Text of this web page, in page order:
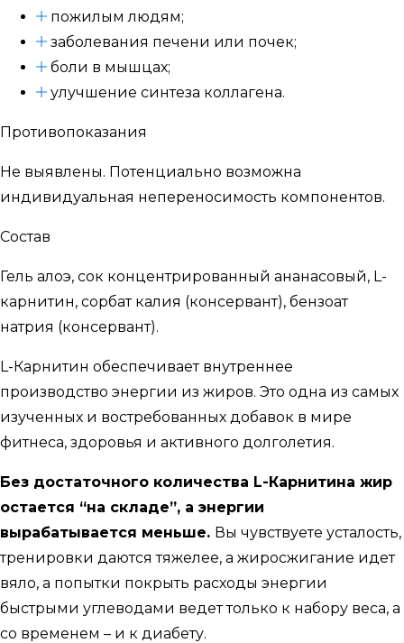
пожилым людям;
заболевания печени или почек;
боли в мышцах;
улучшение синтеза коллагена.
Противопоказания
Не выявлены. Потенциально возможна
индивидуальная непереносимость компонентов.
Состав
Гель алоэ, сок концентрированный ананасовый, L-
карнитин, сорбат калия (консервант), бензоат
натрия (консервант).
L-Карнитин обеспечивает внутреннее
производство энергии из жиров. Это одна из самых
изученных и востребованных добавок в мире
фитнеса, здоровья и активного долголетия.
Без достаточного количества L-Карнитина жир
остается “на складе”, а энергии
вырабатывается меньше. Вы чувствуете усталость,
тренировки даются тяжелее, а жиросжигание идет
вяло, а попытки покрыть расходы энергии
быстрыми углеводами ведет только к набору веса, а
со временем – и к диабету.